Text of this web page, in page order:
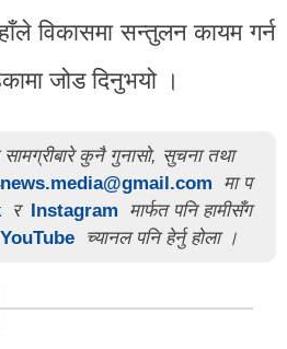
विकासमा सन्तुलन कायम गर्न
जोड दिनुभयो ।
कुनै गुनासो, सुचना तथा
मा प
र Instagram
मार्फत पनि हामीसँग
YouTube च्यानल पनि हेर्नु होला ।